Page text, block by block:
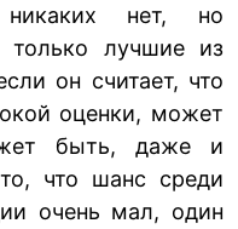
никаких нет, но
только лучшие из
он считает, что
оценки, может
быть, даже и
что шанс среди
очень мал, один